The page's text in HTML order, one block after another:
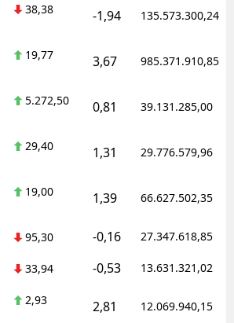
38,38 -1,94 135.573.300,24
19,77 3,67 985.371.910,85
5.272,50 0,81 39.131.285,00
29,40 1,31 29.776.579,96
19,00 1,39 66.627.502,35
95,30 -0,16 27.347.618,85
33,94 -0,53 13.631.321,02
2,93 2,81 12.069.940,15